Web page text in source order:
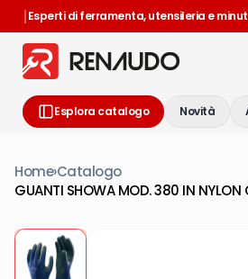
|Esperti di ferramenta, utensileria e
Esplora catalogo Novità
Home›Catalogo
GUANTI SHOWA MOD. 380 IN NYLON